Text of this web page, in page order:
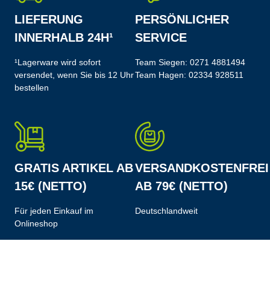
LIEFERUNG
INNERHALB 24H¹
¹Lagerware wird sofort
versendet, wenn Sie bis 12 Uhr
bestellen
PERSÖNLICHER
SERVICE
Team Siegen: 0271 4881494
Team Hagen: 02334 928511
GRATIS ARTIKEL AB
15€ (NETTO)
Für jeden Einkauf im
Onlineshop
VERSANDKOSTENFREI
AB 79€ (NETTO)
Deutschlandweit